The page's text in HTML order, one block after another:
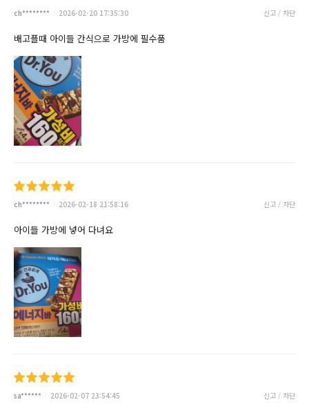
ch******** 2026-02-20 17:35:30 신고 / 차단
배고플때 아이들 간식으로 가방에 필수품
ch******** 2026-02-18 21:58:16 신고 / 차단
아이들 가방에 넣어 다녀요
sa****** 2026-02-07 23:54:45 신고 / 차단